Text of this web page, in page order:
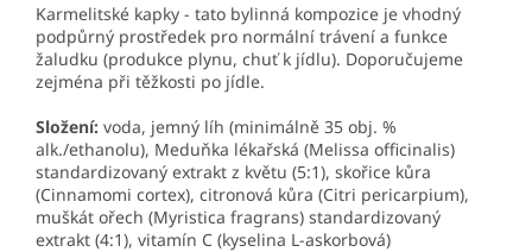
Karmelitské kapky - tato bylinná kompozice je vhodný
podpůrný prostředek pro normální trávení a funkce
žaludku (produkce plynu, chuť k jídlu). Doporučujeme
zejména při těžkosti po jídle.
Složení: voda, jemný líh (minimálně 35 obj. %
alk./ethanolu), Meduňka lékařská (Melissa officinalis)
standardizovaný extrakt z květu (5:1), skořice kůra
(Cinnamomi cortex), citronová kůra (Citri pericarpium),
muškát ořech (Myristica fragrans) standardizovaný
extrakt (4:1), vitamín C (kyselina L-askorbová)